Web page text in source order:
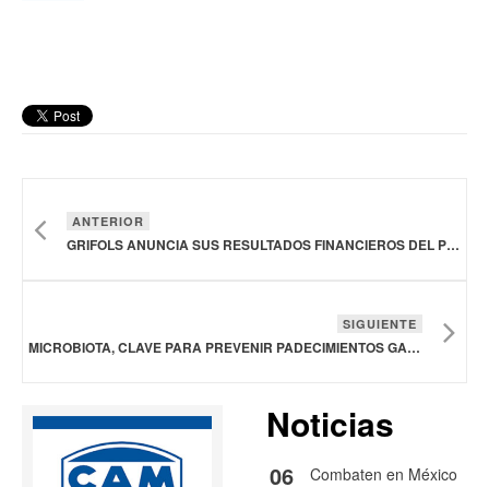
ANTERIOR
GRIFOLS ANUNCIA SUS RESULTADOS FINANCIEROS DEL PRIMER SEMESTRE DE 2025
SIGUIENTE
MICROBIOTA, CLAVE PARA PREVENIR PADECIMIENTOS GASTROINTESTINALES DE ALTA PREVALENCIA: EUROFARMA MÉXICO
Noticias
Combaten en México
06